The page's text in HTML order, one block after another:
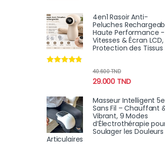
4en1 Rasoir Anti-
Peluches
Haute Performance
Vitesses & Écran LCD,
Protection des Tissus
29.000 TND
40.600TND
Masseur Intelligent
Sans Fil – Chauffant
Vibrant, 9 Modes
d’Électrothérapie
Soulager les Douleurs
Articulaires